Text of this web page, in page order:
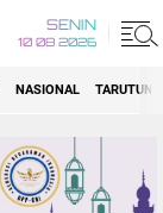
SENIN
10 08 2026
NASIONAL TARUTUNG